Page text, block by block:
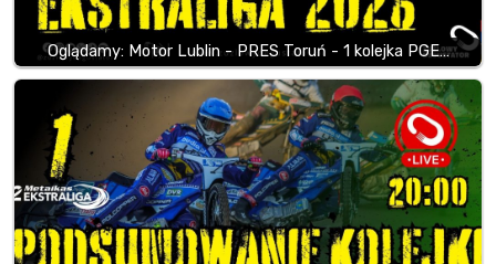
Oglądamy: Motor Lublin - PRES Toruń - 1 kolejka PGE…